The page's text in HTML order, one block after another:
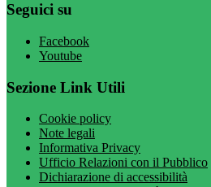
Seguici su
Facebook
Youtube
Sezione Link Utili
Cookie policy
Note legali
Informativa Privacy
Ufficio Relazioni con il Pubblico
Dichiarazione di accessibilità